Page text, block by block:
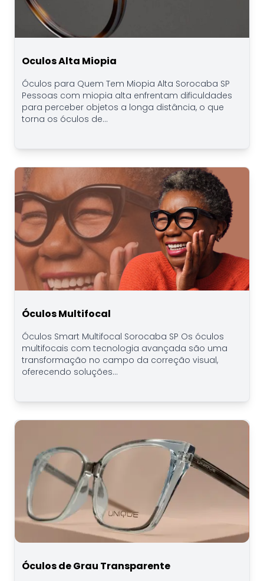
Oculos Alta Miopia
Óculos para Quem Tem Miopia Alta Sorocaba SP
Pessoas com miopia alta enfrentam dificuldades
para perceber objetos a longa distância, o que
torna os óculos de...
Óculos Multifocal
Óculos Smart Multifocal Sorocaba SP Os óculos
multifocais com tecnologia avançada são uma
transformação no campo da correção visual,
oferecendo soluções...
Óculos de Grau Transparente